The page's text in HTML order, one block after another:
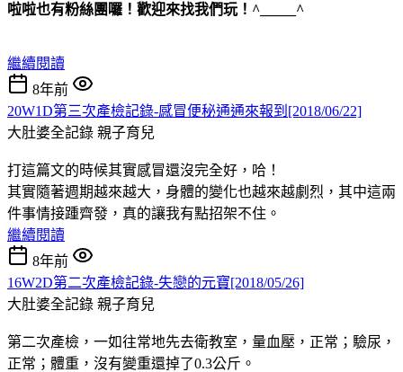
啦啦也有粉絲團囉！歡迎來找我們玩！^_____^
繼續閱讀
8年前
20W1D第三次產檢記錄-感冒便秘通通來報到[2018/06/22]
大肚婆全記錄 親子育兒
打這篇文的時候其實感冒還沒完全好，哈！
其實隨著週期越來越大，身體的變化也越來越劇烈，其中這兩
件事情接踵齊發，真的讓我有點招架不住。
繼續閱讀
8年前
16W2D第二次產檢記錄-失戀的元寶[2018/05/26]
大肚婆全記錄 親子育兒
第二次產檢，一如往常地先去衛教室，量血壓，正常；驗尿，
正常；體重，沒有變重還掉了0.3公斤。